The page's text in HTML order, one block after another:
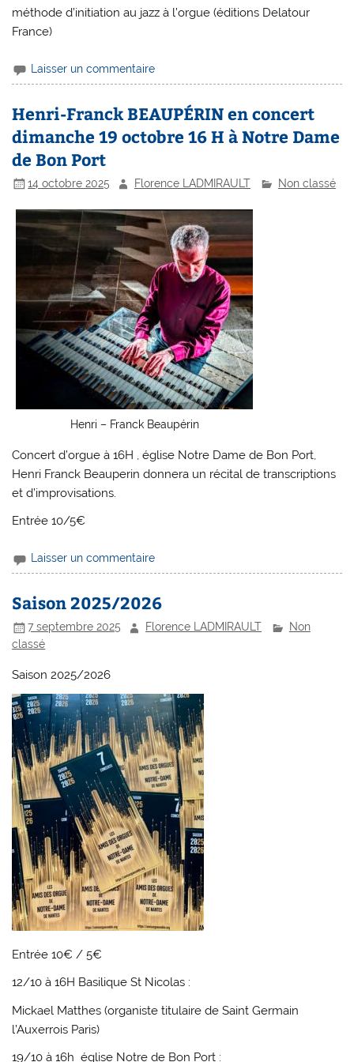
méthode d’initiation au jazz à l’orgue (éditions Delatour
France)
Laisser un commentaire
Henri-Franck BEAUPÉRIN en concert
dimanche 19 octobre 16 H à Notre Dame
de Bon Port
14 octobre 2025 Florence LADMIRAULT Non classé
Henri – Franck Beaupérin
Concert d’orgue à 16H , église Notre Dame de Bon Port,
Henri Franck Beauperin donnera un récital de transcriptions
et d’improvisations.
Entrée 10/5€
Laisser un commentaire
Saison 2025/2026
7 septembre 2025 Florence LADMIRAULT
Non
classé
Saison 2025/2026
Entrée 10€ / 5€
12/10 à 16H Basilique St Nicolas :
Mickael Matthes (organiste titulaire de Saint Germain
l’Auxerrois Paris)
19/10 à 16h église Notre de Bon Port :